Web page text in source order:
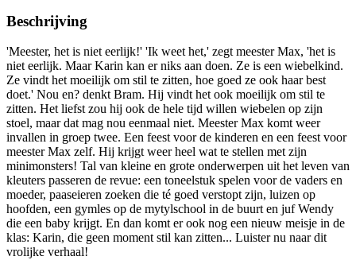
Beschrijving
'Meester, het is niet eerlijk!' 'Ik weet het,' zegt meester Max, 'het is
niet eerlijk. Maar Karin kan er niks aan doen. Ze is een wiebelkind.
Ze vindt het moeilijk om stil te zitten, hoe goed ze ook haar best
doet.' Nou en? denkt Bram. Hij vindt het ook moeilijk om stil te
zitten. Het liefst zou hij ook de hele tijd willen wiebelen op zijn
stoel, maar dat mag nou eenmaal niet. Meester Max komt weer
invallen in groep twee. Een feest voor de kinderen en een feest voor
meester Max zelf. Hij krijgt weer heel wat te stellen met zijn
minimonsters! Tal van kleine en grote onderwerpen uit het leven van
kleuters passeren de revue: een toneelstuk spelen voor de vaders en
moeder, paaseieren zoeken die té goed verstopt zijn, luizen op
hoofden, een gymles op de mytylschool in de buurt en juf Wendy
die een baby krijgt. En dan komt er ook nog een nieuw meisje in de
klas: Karin, die geen moment stil kan zitten... Luister nu naar dit
vrolijke verhaal!